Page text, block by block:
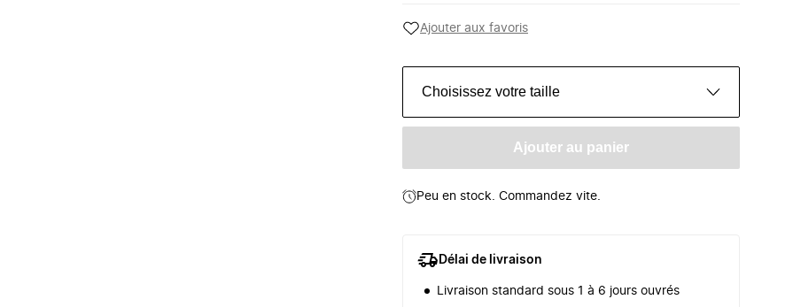
Ajouter aux favoris
Choisissez votre taille
Ajouter au panier
Peu en stock. Commandez vite.
Délai de livraison
Livraison standard sous 1 à 6 jours ouvrés